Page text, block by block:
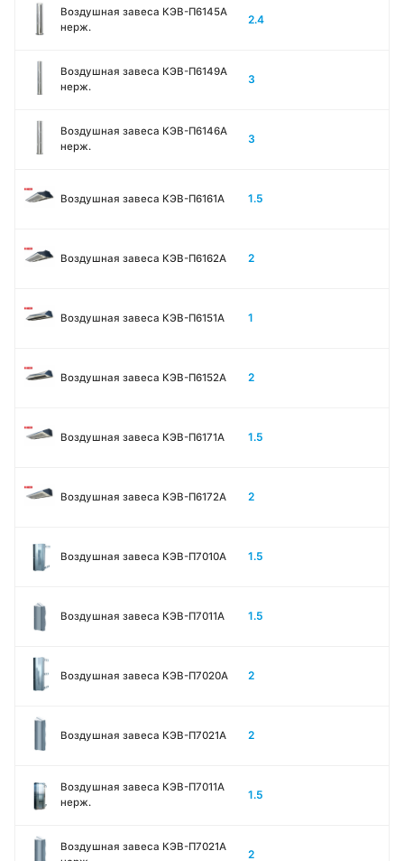
Воздушная завеса КЭВ-П6145A
нерж.
2.4
Воздушная завеса КЭВ-П6149A
нерж.
3
Воздушная завеса КЭВ-П6146A
нерж.
3
Воздушная завеса КЭВ-П6161А 1.5
Воздушная завеса КЭВ-П6162А 2
Воздушная завеса КЭВ-П6151А 1
Воздушная завеса КЭВ-П6152А 2
Воздушная завеса КЭВ-П6171А 1.5
Воздушная завеса КЭВ-П6172А 2
Воздушная завеса КЭВ-П7010A 1.5
Воздушная завеса КЭВ-П7011A 1.5
Воздушная завеса КЭВ-П7020A 2
Воздушная завеса КЭВ-П7021A 2
Воздушная завеса КЭВ-П7011A
нерж.
1.5
Воздушная завеса КЭВ-П7021A
2